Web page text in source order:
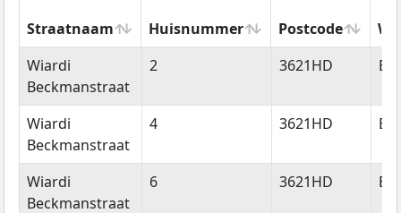
Straatnaam Huisnummer Postcode
Straatnaam
Huisnummer Postcode
Wiardi
Beckmanstraat
2 3621HD
Wiardi
Beckmanstraat
4 3621HD
Wiardi
Beckmanstraat
6 3621HD